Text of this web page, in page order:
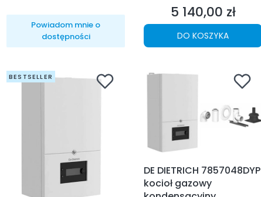
Powiadom mnie o
dostępności
Cena
5 140,00 zł
DO KOSZYKA
BESTSELLER
DE DIETRICH 7857048DYP
kocioł gazowy